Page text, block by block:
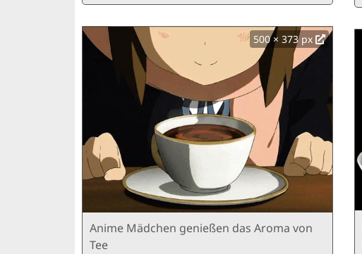
500 × 373 px
Anime Mädchen genießen das Aroma von
Tee